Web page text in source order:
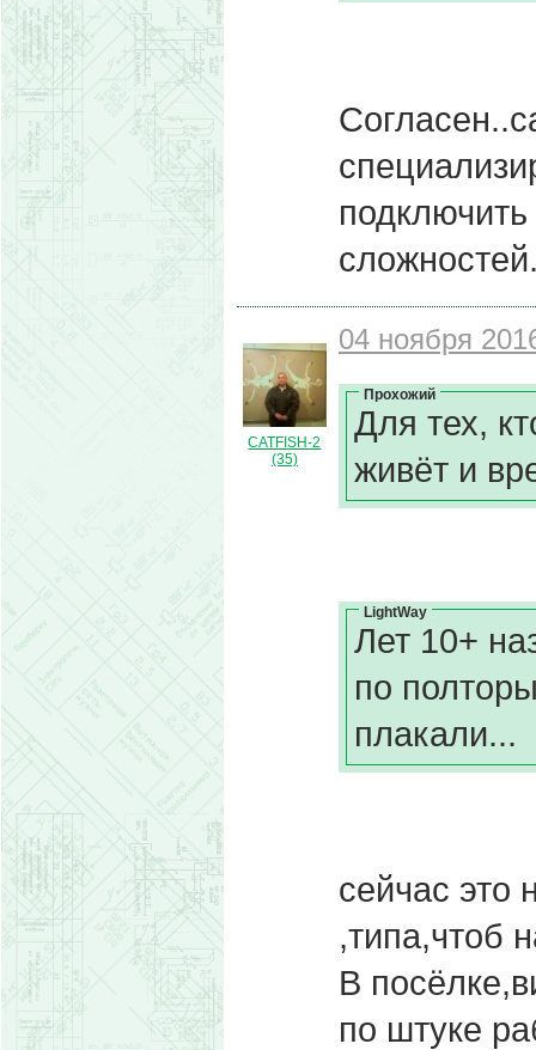
CATFISH-2
(35)
04 ноября
Прохожий
Для тех,
живёт и
LightWay
Лет 10+
по
плакали...
сейчас это
,типа,чтоб
В
по штуке